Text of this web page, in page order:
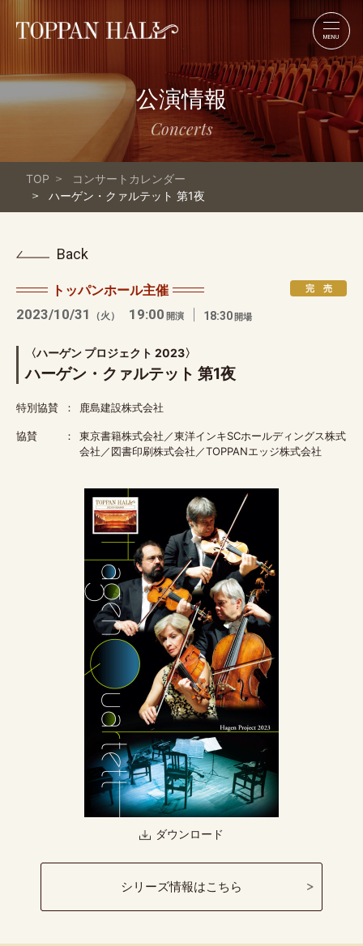
MENU
公演情報
Concerts
TOP
コンサートカレンダー
ハーゲン・クァルテット 第1夜
Back
トッパンホール主催 完 売
2023/10/31 （火） 19:00 開演 18:30 開場
〈ハーゲン プロジェクト 2023〉
ハーゲン・クァルテット 第1夜
特別協賛 鹿島建設株式会社
協賛
東京書籍株式会社／東洋インキSCホールディングス株式
会社／図書印刷株式会社／TOPPANエッジ株式会社
ダウンロード
シリーズ情報はこちら